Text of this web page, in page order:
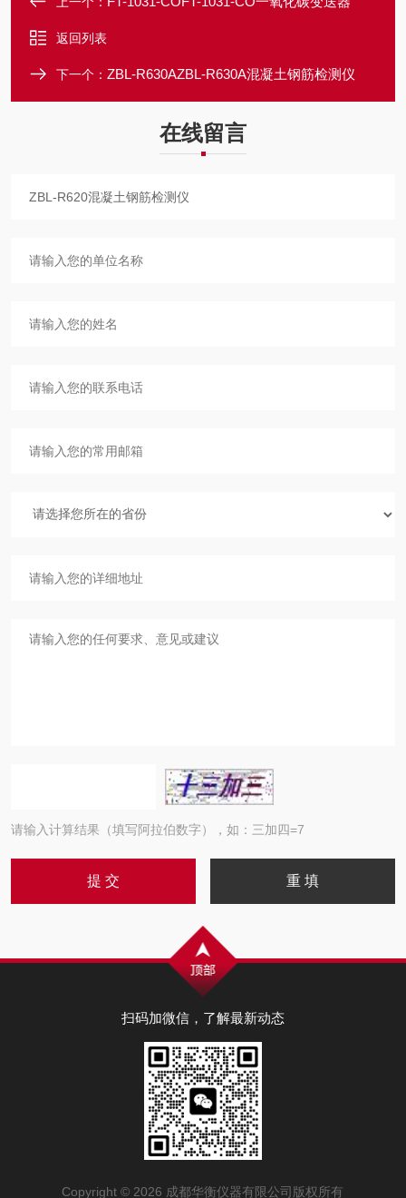
返回列表
下一个： ZBL-R630AZBL-R630A混凝土钢筋检测仪
在线留言
请输入计算结果（填写阿拉伯数字），如：三加四=7
扫码加微信，了解最新动态
Copyright © 2026 成都华衡仪器有限公司版权所有